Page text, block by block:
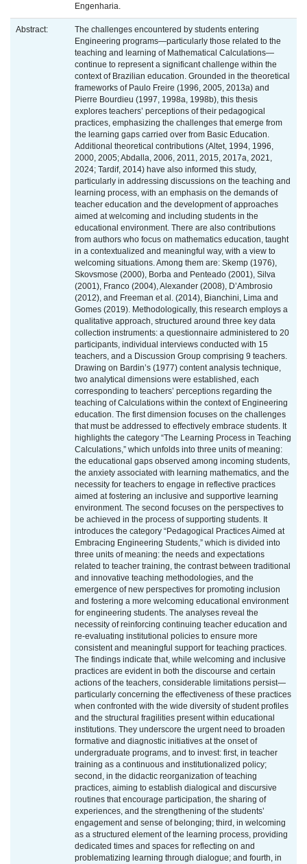
Engenharia.
Abstract:
The challenges encountered by students entering
Engineering programs—particularly those related to the
teaching and learning of Mathematical Calculations—
continue to represent a significant challenge within the
context of Brazilian education. Grounded in the theoretical
frameworks of Paulo Freire (1996, 2005, 2013a) and
Pierre Bourdieu (1997, 1998a, 1998b), this thesis
explores teachers’ perceptions of their pedagogical
practices, emphasizing the challenges that emerge from
the learning gaps carried over from Basic Education.
Additional theoretical contributions (Altet, 1994, 1996,
2000, 2005; Abdalla, 2006, 2011, 2015, 2017a, 2021,
2024; Tardif, 2014) have also informed this study,
particularly in addressing discussions on the teaching and
learning process, with an emphasis on the demands of
teacher education and the development of approaches
aimed at welcoming and including students in the
educational environment. There are also contributions
from authors who focus on mathematics education, taught
in a contextualized and meaningful way, with a view to
welcoming situations. Among them are: Skemp (1976),
Skovsmose (2000), Borba and Penteado (2001), Silva
(2001), Franco (2004), Alexander (2008), D’Ambrosio
(2012), and Freeman et al. (2014), Bianchini, Lima and
Gomes (2019). Methodologically, this research employs a
qualitative approach, structured around three key data
collection instruments: a questionnaire administered to 20
participants, individual interviews conducted with 15
teachers, and a Discussion Group comprising 9 teachers.
Drawing on Bardin’s (1977) content analysis technique,
two analytical dimensions were established, each
corresponding to teachers’ perceptions regarding the
teaching of Calculations within the context of Engineering
education. The first dimension focuses on the challenges
that must be addressed to effectively embrace students. It
highlights the category “The Learning Process in Teaching
Calculations,” which unfolds into three units of meaning:
the educational gaps observed among incoming students,
the anxiety associated with learning mathematics, and the
necessity for teachers to engage in reflective practices
aimed at fostering an inclusive and supportive learning
environment. The second focuses on the perspectives to
be achieved in the process of supporting students. It
introduces the category “Pedagogical Practices Aimed at
Embracing Engineering Students,” which is divided into
three units of meaning: the needs and expectations
related to teacher training, the contrast between traditional
and innovative teaching methodologies, and the
emergence of new perspectives for promoting inclusion
and fostering a more welcoming educational environment
for engineering students. The analyses reveal the
necessity of reinforcing continuing teacher education and
re-evaluating institutional policies to ensure more
consistent and meaningful support for teaching practices.
The findings indicate that, while welcoming and inclusive
practices are evident in both the discourse and certain
actions of the teachers, considerable limitations persist—
particularly concerning the effectiveness of these practices
when confronted with the wide diversity of student profiles
and the structural fragilities present within educational
institutions. They underscore the urgent need to broaden
formative and diagnostic initiatives at the onset of
undergraduate programs, and to invest: first, in teacher
training as a continuous and institutionalized policy;
second, in the didactic reorganization of teaching
practices, aiming to establish dialogical and discursive
routines that encourage participation, the sharing of
experiences, and the strengthening of the students’
engagement and sense of belonging; third, in welcoming
as a structured element of the learning process, providing
dedicated times and spaces for reflecting on and
problematizing learning through dialogue; and fourth, in